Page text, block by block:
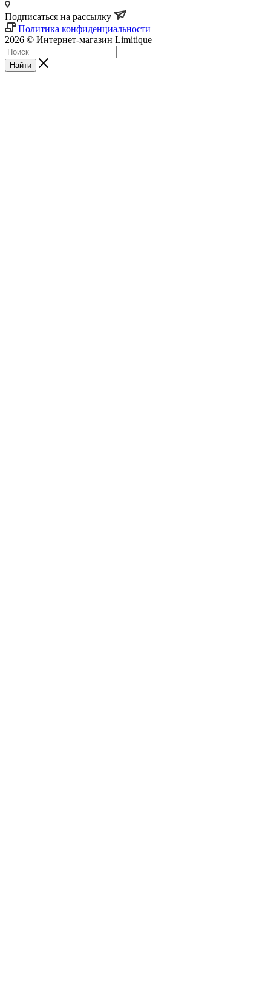
Подписаться на рассылку
Политика конфиденциальности
2026 © Интернет-магазин Limitique
Найти